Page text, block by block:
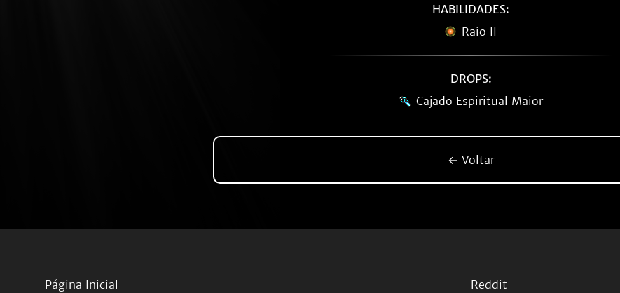
HABILIDADES:
Raio II
DROPS:
Cajado Espiritual Maior
← Voltar
Página Inicial
Reddit